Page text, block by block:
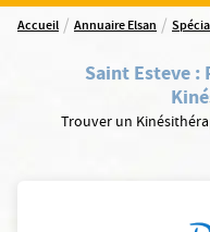
Accueil / Annuaire Elsan /
Saint Esteve:
Trouver un